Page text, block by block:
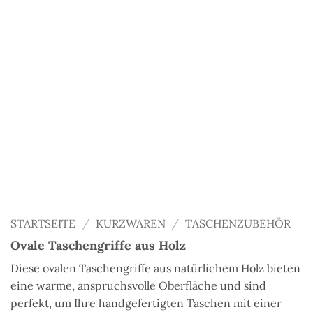
STARTSEITE / KURZWAREN / TASCHENZUBEHÖR
Ovale Taschengriffe aus Holz
Diese ovalen Taschengriffe aus natürlichem Holz bieten
eine warme, anspruchsvolle Oberfläche und sind
perfekt, um Ihre handgefertigten Taschen mit einer